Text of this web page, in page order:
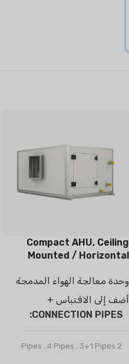
Compact AHU, Ceiling
Mounted / Horizontal
وحدة معالجة الهواء المدمجة
أضف إلى الاقتباس +
CONNECTION PIPES
2 Pipes
,4 Pipes ,3+1 Pipes